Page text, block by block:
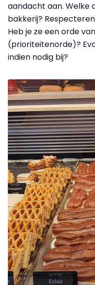
aandacht aan. Welke
bakkerij?
Heb je ze een orde
(prioriteitenorde)?
indien nodig bij?